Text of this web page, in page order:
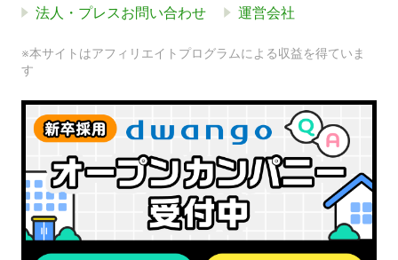
法人・プレスお問い合わせ 運営会社
※本サイトはアフィリエイトプログラムによる収益を得ていま
す